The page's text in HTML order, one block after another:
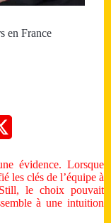
en France
évidence. Lorsque
les clés de l’équipe à
le choix pouvait
à une intuition